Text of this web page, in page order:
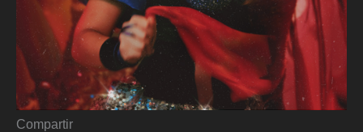
Compartir